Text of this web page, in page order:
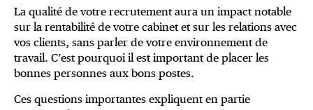
La qualité de votre recrutement aura un impact notable
sur la rentabilité de votre cabinet et sur les relations avec
vos clients, sans parler de votre environnement de
travail. C’est pourquoi il est important de placer les
bonnes personnes aux bons postes.
Ces questions importantes expliquent en partie